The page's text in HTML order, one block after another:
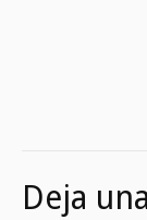
Deja